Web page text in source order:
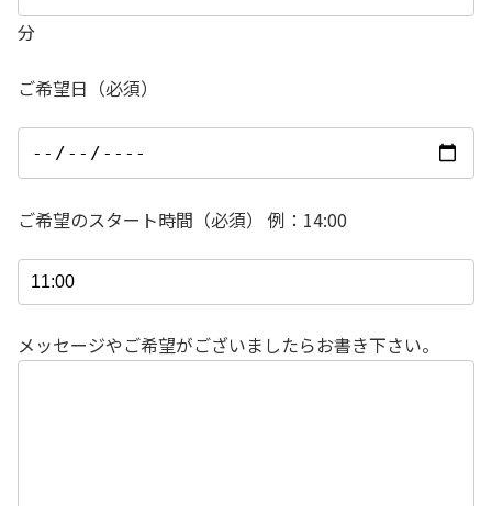
分
ご希望日（必須）
ご希望のスタート時間（必須） 例：14:00
メッセージやご希望がございましたらお書き下さい。